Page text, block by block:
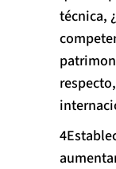
técnica,